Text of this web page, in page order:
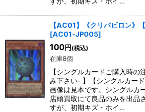
【AC01】《クリバビロン》
[AC01-JP005]
100円 (税込)
在庫8個
【シングルカードご購入時の
み下さい- 】【シングルカード
画像は見本です。シングルカ
店頭買取にて良品のみを出品
すが、初期キズ・ホイ…